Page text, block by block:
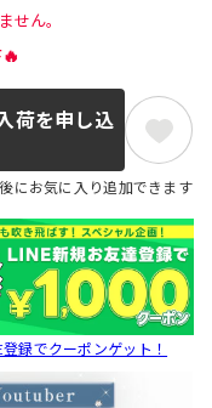
せん。
荷を申し込
後にお気に入り追加できます
登録でクーポンゲット！